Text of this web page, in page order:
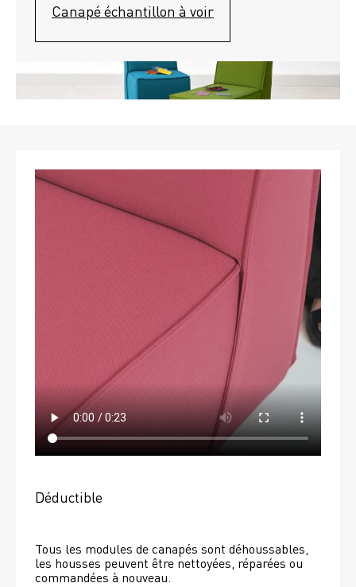
Canapé échantillon à voir
Déductible
Tous les modules de canapés sont déhoussables,
les housses peuvent être nettoyées, réparées ou
commandées à nouveau.